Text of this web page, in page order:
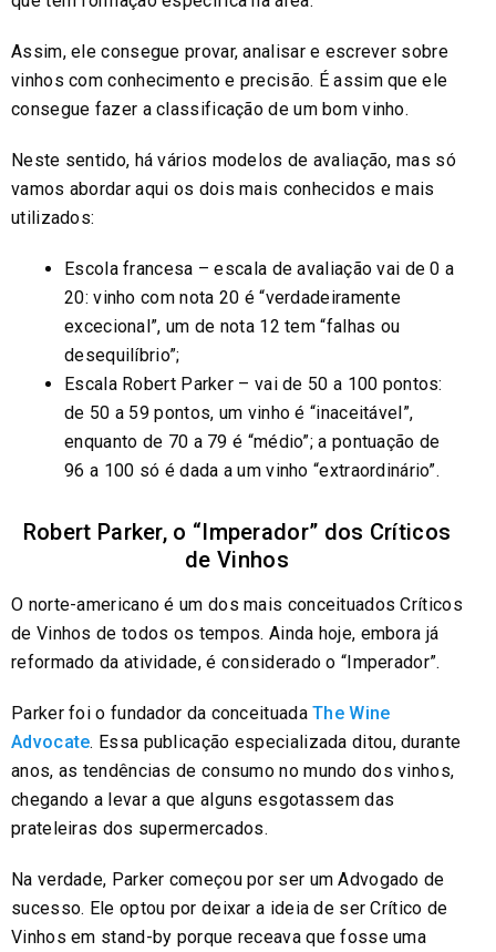
Assim, ele consegue provar, analisar e escrever sobre
vinhos com conhecimento e precisão. É assim que ele
consegue fazer a classificação de um bom vinho.
Neste sentido, há vários modelos de avaliação, mas só
vamos abordar aqui os dois mais conhecidos e mais
utilizados:
Escola francesa – escala de avaliação vai de 0 a
20: vinho com nota 20 é “verdadeiramente
excecional”, um de nota 12 tem “falhas ou
desequilíbrio”;
Escala Robert Parker – vai de 50 a 100 pontos:
de 50 a 59 pontos, um vinho é “inaceitável”,
enquanto de 70 a 79 é “médio”; a pontuação de
96 a 100 só é dada a um vinho “extraordinário”.
Robert Parker, o “Imperador” dos Críticos
de Vinhos
O norte-americano é um dos mais conceituados Críticos
de Vinhos de todos os tempos. Ainda hoje, embora já
reformado da atividade, é considerado o “Imperador”.
Parker foi o fundador da conceituadaThe Wine
Advocate. Essa publicação especializada ditou, durante
anos, as tendências de consumo no mundo dos vinhos,
chegando a levar a que alguns esgotassem das
prateleiras dos supermercados.
Na verdade, Parker começou por ser um Advogado de
sucesso. Ele optou por deixar a ideia de ser Crítico de
Vinhos em stand-by porque receava que fosse uma